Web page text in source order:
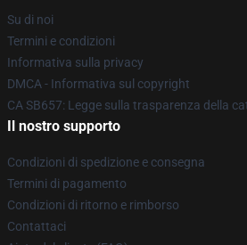
Su di noi
Termini e condizioni
Informativa sulla privacy
DMCA - Informativa sul copyright
CA SB657: Legge sulla trasparenza della
Il nostro supporto
Condizioni di spedizione e consegna
Termini di pagamento
Condizioni di ritorno e rimborso
Contattaci